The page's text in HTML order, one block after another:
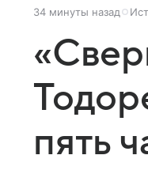
34 минуты назад
пять